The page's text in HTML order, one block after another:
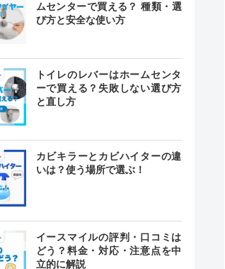
ムセンターで買える？ 種類・選
び方と安全な使い方
トイレのレバーはホームセンタ
ーで買える？失敗しない選び方
と直し方
カビキラーとカビハイターの違
いは？使う場所で選ぶ！
イースマイルの評判・口コミは
どう？料金・対応・注意点を中
立的に解説